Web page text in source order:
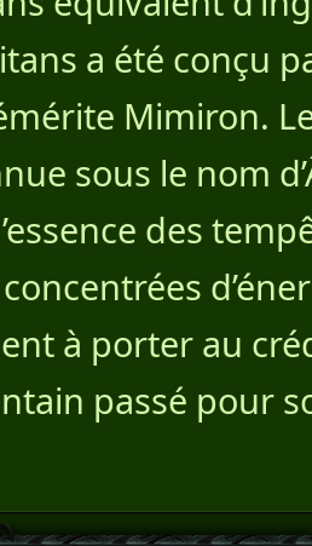
a été conçu
Mimiron.
sous le nom
des
à porter au
passé pour